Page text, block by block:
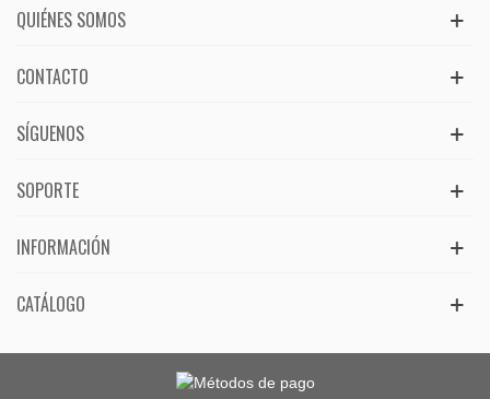
QUIÉNES SOMOS
CONTACTO
SÍGUENOS
SOPORTE
INFORMACIÓN
CATÁLOGO